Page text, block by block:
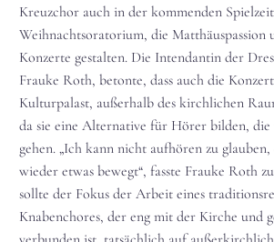
Kreuzchor auch in der kommenden
Weihnachtsoratorium, die Matthäuspassion
Konzerte gestalten. Die Intendantin der
Frauke Roth, betonte, dass auch die
Kulturpalast, außerhalb des kirchlichen
da sie eine Alternative für Hörer bilden,
gehen. „Ich kann nicht aufhören zu
wieder etwas bewegt“, fasste Frauke Roth
sollte der Fokus der Arbeit eines
Knabenchores, der eng mit der Kirche und